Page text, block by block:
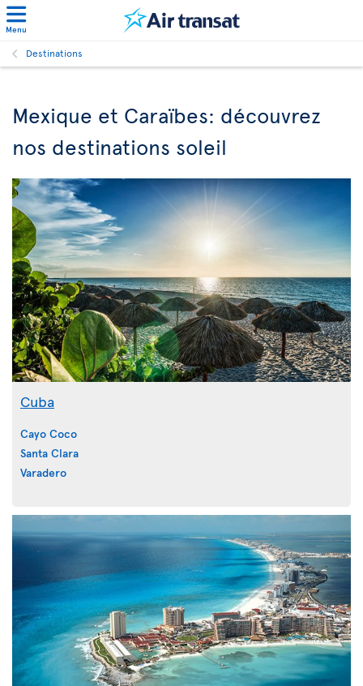
Menu
Destinations
Mexique et Caraïbes: découvrez
nos destinations soleil
Cuba
Cayo Coco
Santa Clara
Varadero